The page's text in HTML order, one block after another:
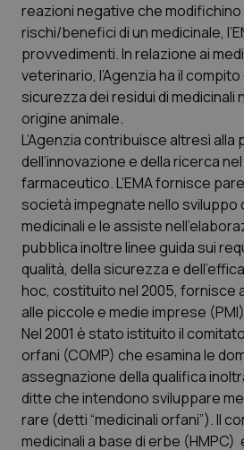
Molise
Piemonte
Provincia Autonoma di
Provincia Autonoma di
Puglia
Sardegna
Sicilia
Toscana
Umbria
Epatiti
HIV
Infezioni & Febbre
Ipertensione &
Malattie rare
Malattia di Crohn &
Neuroscienze &
Obesità
Oftalmologia
reazioni negative che
rischi/benefici di un medicinale,
provvedimenti. In relazione ai
veterinario, l’Agenzia ha il
sicurezza dei residui di medicinali
origine animale.
L’Agenzia contribuisce altresì alla
dell’innovazione e della ricerca
farmaceutico. L’EMA fornisce
società impegnate nello sviluppo
medicinali e le assiste
pubblica inoltre linee guida sui
qualità, della sicurezza e
hoc, costituito nel 2005, fornisce
alle piccole e medie imprese
Nel 2001 è stato istituito il
orfani (COMP) che esamina le
assegnazione della qualifica
ditte che intendono sviluppare
rare (detti “medicinali orfani”). Il
medicinali a base di erbe